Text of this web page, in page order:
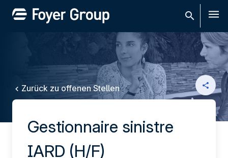
Zurück zu offenen Stellen
Gestionnaire sinistre
IARD (H/F)